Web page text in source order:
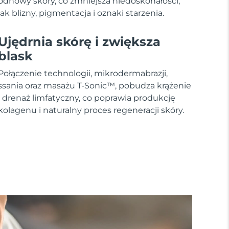
blizny, pigmentacja i oznaki starzenia.
skórę i zwiększa
technologii, mikrodermabrazji,
oraz masażu T-Sonic™, pobudza krążenie
drenaż limfatyczny, co poprawia produkcję
i naturalny proces regeneracji skóry.